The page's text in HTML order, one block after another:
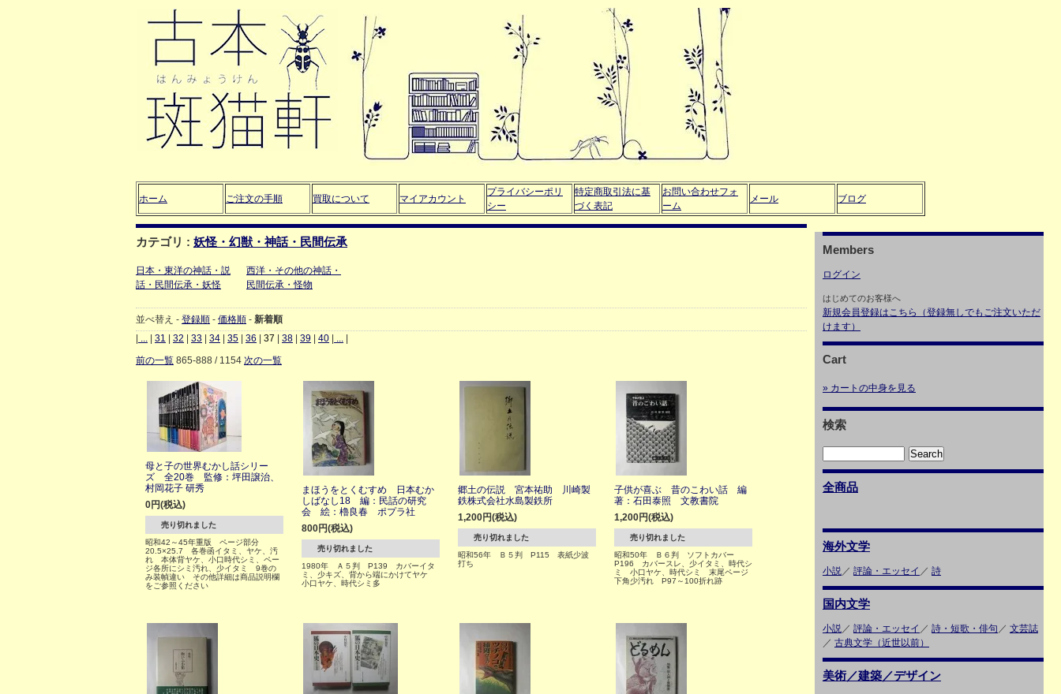
ホーム ご注文の手順 買取について マイアカウント
プライバシーポリ
シー
特定商取引法に基
づく表記
お問い合わせフォ
ーム
メール ブログ
カテゴリ : 妖怪・幻獣・神話・民間伝承
日本・東洋の神話・説
話・民間伝承・妖怪
西洋・その他の神話・
民間伝承・怪物
並べ替え - 登録順 - 価格順 - 新着順
... 31 32 33 34 35 36 37 38 39 40 ...
前の一覧 865-888 / 1154 次の一覧
母と子の世界むかし話シリー
ズ 全20巻 監修：坪田譲治、
村岡花子 研秀
0円(税込)
売り切れました
昭和42～45年重版 ページ部分
20.5×25.7 各巻函イタミ、ヤケ、汚
れ 本体背ヤケ、小口時代シミ、ペー
ジ各所にシミ汚れ、少イタミ 9巻の
み装幀違い その他詳細は商品説明欄
をご参照ください
まほうをとくむすめ 日本むか
しばなし18 編：民話の研究
会 絵：櫓良春 ポプラ社
800円(税込)
売り切れました
1980年 Ａ５判 P139 カバーイタ
ミ、少キズ、背から端にかけてヤケ
小口ヤケ、時代シミ多
郷土の伝説 宮本祐助 川崎製
鉄株式会社水島製鉄所
1,200円(税込)
売り切れました
昭和56年 Ｂ５判 P115 表紙少波
打ち
子供が喜ぶ 昔のこわい話 編
著：石田泰照 文教書院
1,200円(税込)
売り切れました
昭和50年 Ｂ６判 ソフトカバー
P196 カバースレ、少イタミ、時代シ
ミ 小口ヤケ、時代シミ 末尾ページ
下角少汚れ P97～100折れ跡
Members
ログイン
はじめてのお客様へ
新規会員登録はこちら（登録無しでもご注文いただ
けます）
Cart
» カートの中身を見る
検索
全商品
海外文学
小説／ 評論・エッセイ ／ 詩
国内文学
小説／ 評論・エッセイ ／ 詩・短歌・俳句 ／ 文芸誌
／ 古典文学（近世以前）
美術／建築／デザイン